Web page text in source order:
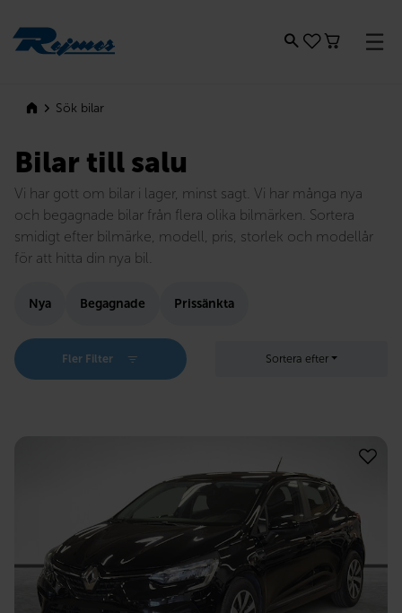
Sök bilar
Bilar till salu
Vi har gott om bilar i lager, minst sagt. Vi har många nya
och begagnade bilar från flera olika bilmärken. Sortera
smidigt efter bilmärke, modell, pris, storlek och modellår
för att hitta din nya bil.
Nya Begagnade Prissänkta
Fler Filter Sortera efter